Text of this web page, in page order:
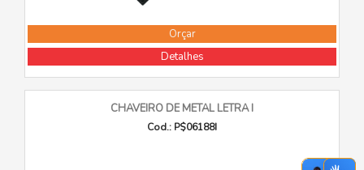
Orçar
Detalhes
CHAVEIRO DE METAL LETRA I
Cod.: P$06188I